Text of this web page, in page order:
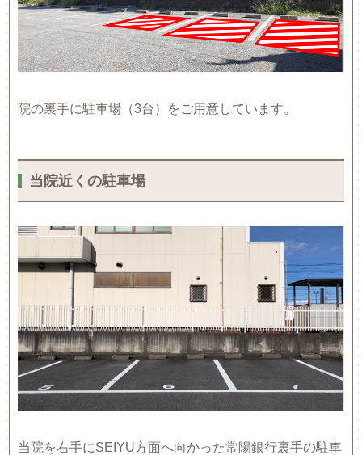
院の裏手に駐車場（3台）をご用意しています。
当院近くの駐車場
当院を右手にSEIYU方面へ向かった常陽銀行裏手の駐車